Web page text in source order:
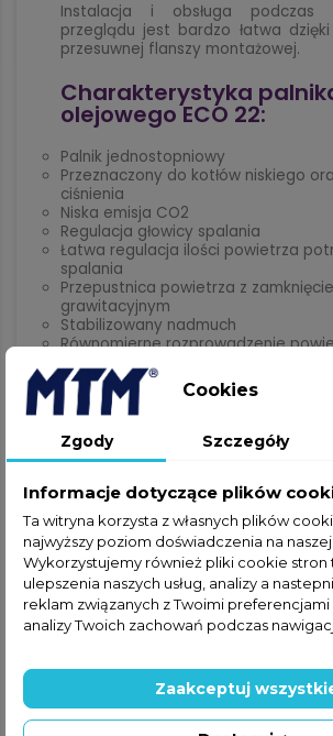
Instalacja i obsługa podczas
przeglądu jest bardzo łatwa
przesuwnej flanszy montażowej.
Charakterystyka
olejowego ECO 22:
Palnik jednostopniowy
Przeznaczony do kotłów niskiego
ciśnienia
Niska emisja CO2
Regulacja głowicy spalania
Łatwa regulacja ilości powietrza
spalania
Przepustnica powietrza z
grawitacyjnym
Stabilizowany nadmuch
Równomierne rozprowadzenie
kształtowanie płomienia
Kompaktowy rozmiar
ZASTOSOWANIE
warsztaty
Cookies
Zgody Szczegóły
Informacje dotyczące plików
Ta witryna korzysta z własnych plików
najwyższy poziom doświadczenia na naszej
Wykorzystujemy również pliki cookie stron
ulepszenia naszych usług, analizy a
reklam związanych z Twoimi
analizy Twoich zachowań podczas
Zaakceptuj